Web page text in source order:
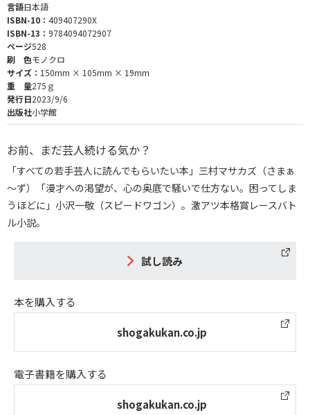
言語日本語
ISBN-10： 409407290X
ISBN-13： 9784094072907
ページ528
刷 色モノクロ
サイズ： 150mm × 105mm × 19mm
重 量275ｇ
発行日2023/9/6
出版社小学館
お前、まだ芸人続ける気か？
「すべての若手芸人に読んでもらいたい本」三村マサカズ（さまぁ
～ず）「漫才への渇望が、心の奥底で騒いで仕方ない。困ってしま
うほどに」小沢一敬（スピードワゴン）。激アツ本格賞レースバト
ル小説。
試し読み
本を購入する
shogakukan.co.jp
電子書籍を購入する
shogakukan.co.jp